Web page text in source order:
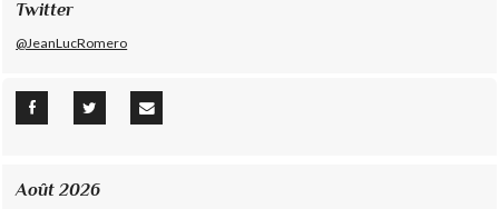
Twitter
@JeanLucRomero
Août 2026